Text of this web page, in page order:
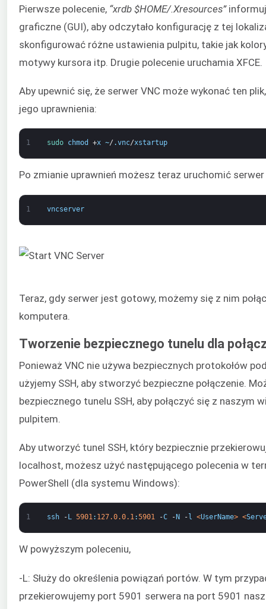
Pierwsze polecenie, “xrdb $HOME/.Xresources”
graficzne (GUI), aby odczytało konfigurację z tej
skonfigurować różne ustawienia pulpitu, takie jak
motywy kursora itp. Drugie polecenie uruchamia XFCE.
Aby upewnić się, że serwer VNC może wykonać ten
jego uprawnienia:
1 sudo chmod +x ~/ .vnc/xstartup
Po zmianie uprawnień możesz teraz uruchomić serwer
1 vncserver
Teraz, gdy serwer jest gotowy, możemy się z nim
komputera.
Tworzenie bezpiecznego tunelu dla
Ponieważ VNC nie używa bezpiecznych protokołów
użyjemy SSH, aby stworzyć bezpieczne połączenie.
bezpiecznego tunelu SSH, aby połączyć się z naszym
pulpitem.
Aby utworzyć tunel SSH, który bezpiecznie
localhost, możesz użyć następującego polecenia w
PowerShell (dla systemu Windows):
1 ssh - L 5901: 127.0.0.1:5901 -C - N - l <UserName> <
W powyższym poleceniu,
-L: Służy do określenia powiązań portów. W tym
przekierowujemy port 5901 serwera na port 5901